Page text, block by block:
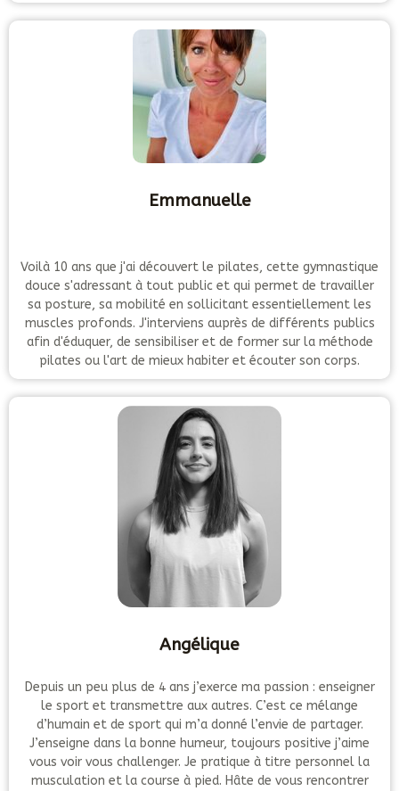
Emmanuelle
Voilà 10 ans que j'ai découvert le pilates, cette gymnastique
douce s'adressant à tout public et qui permet de travailler
sa posture, sa mobilité en sollicitant essentiellement les
muscles profonds. J'interviens auprès de différents publics
afin d'éduquer, de sensibiliser et de former sur la méthode
pilates ou l'art de mieux habiter et écouter son corps.
Angélique
Depuis un peu plus de 4 ans j’exerce ma passion : enseigner
le sport et transmettre aux autres. C’est ce mélange
d’humain et de sport qui m’a donné l’envie de partager.
J’enseigne dans la bonne humeur, toujours positive j’aime
vous voir vous challenger. Je pratique à titre personnel la
musculation et la course à pied. Hâte de vous rencontrer